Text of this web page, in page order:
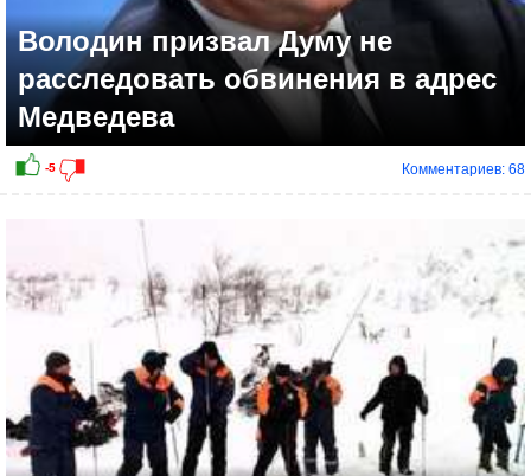
Володин призвал Думу не
расследовать обвинения в адрес
Медведева
Комментариев: 68